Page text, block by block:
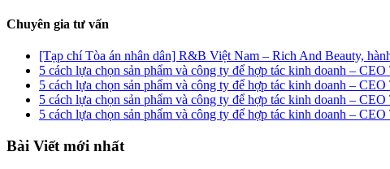
Chuyên gia tư vấn
[Tạp chí Tòa án nhân dân] R&B Việt Nam – Rich And Beauty,
5 cách lựa chọn sản phẩm và công ty để hợp tác kinh doanh –
5 cách lựa chọn sản phẩm và công ty để hợp tác kinh doanh –
5 cách lựa chọn sản phẩm và công ty để hợp tác kinh doanh –
5 cách lựa chọn sản phẩm và công ty để hợp tác kinh doanh –
Bài Viết mới nhất